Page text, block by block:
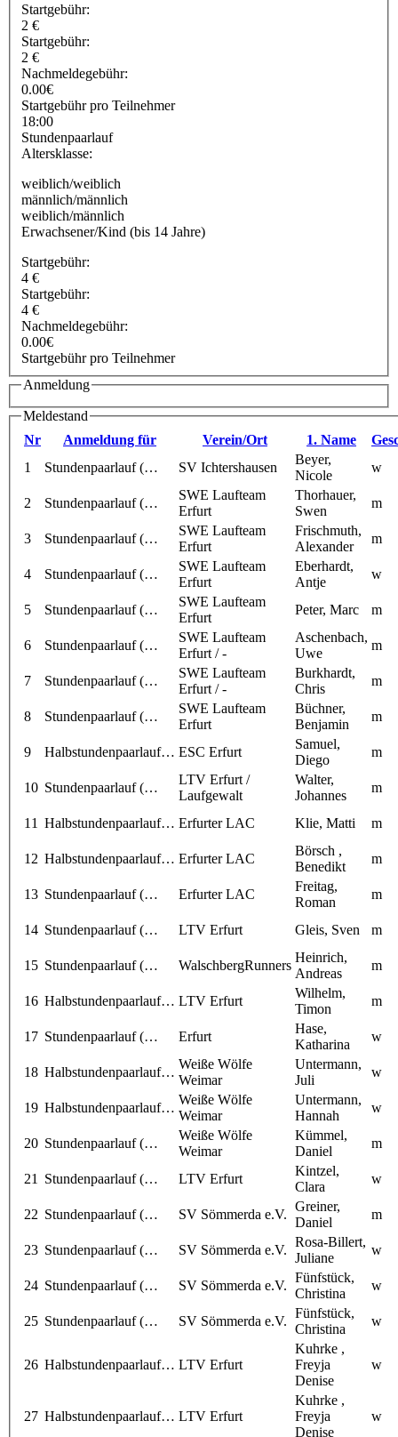
Startgebühr:
2 €
Startgebühr:
2 €
Nachmeldegebühr:
0.00€
Startgebühr pro Teilnehmer
18:00
Stundenpaarlauf
Altersklasse:
weiblich/weiblich
männlich/männlich
weiblich/männlich
Erwachsener/Kind (bis 14 Jahre)
Startgebühr:
4 €
Startgebühr:
4 €
Nachmeldegebühr:
0.00€
Startgebühr pro Teilnehmer
Anmeldung
Meldestand
Nr
Anmeldung für Verein/Ort 1. Name
1
Stundenpaarlauf (… SV Ichtershausen
Beyer,
Nicole
w
2 Stundenpaarlauf (…
SWE Laufteam
Erfurt
Thorhauer,
Swen
m
3 Stundenpaarlauf (…
SWE Laufteam
Erfurt
Frischmuth,
Alexander
m
4 Stundenpaarlauf (…
SWE Laufteam
Erfurt
Eberhardt,
Antje
w
5 Stundenpaarlauf (…
SWE Laufteam
Erfurt
Peter, Marc m
6 Stundenpaarlauf (…
SWE Laufteam
Erfurt / -
Aschenbach,
Uwe
m
7 Stundenpaarlauf (…
SWE Laufteam
Erfurt / -
Burkhardt,
Chris
m
8 Stundenpaarlauf (…
SWE Laufteam
Erfurt
Büchner,
Benjamin
m
9 Halbstundenpaarlauf… ESC Erfurt
Samuel,
Diego
m
10 Stundenpaarlauf (…
LTV Erfurt /
Laufgewalt
Walter,
Johannes
m
11 Halbstundenpaarlauf… Erfurter LAC Klie, Matti m
12 Halbstundenpaarlauf… Erfurter LAC
Börsch ,
Benedikt
m
13 Stundenpaarlauf (… Erfurter LAC
Freitag,
Roman
m
14 Stundenpaarlauf (… LTV Erfurt Gleis, Sven m
15 Stundenpaarlauf (… WalschbergRunners
Heinrich,
Andreas
m
16 Halbstundenpaarlauf… LTV Erfurt
Wilhelm,
Timon
m
17 Stundenpaarlauf (… Erfurt
Hase,
Katharina
w
18 Halbstundenpaarlauf…
Weiße Wölfe
Weimar
Untermann,
Juli
w
19 Halbstundenpaarlauf…
Weiße Wölfe
Weimar
Untermann,
Hannah
w
20 Stundenpaarlauf (…
Weiße Wölfe
Weimar
Kümmel,
Daniel
m
21 Stundenpaarlauf (… LTV Erfurt
Kintzel,
Clara
w
22 Stundenpaarlauf (… SV Sömmerda e.V.
Greiner,
Daniel
m
23 Stundenpaarlauf (… SV Sömmerda e.V.
Rosa-Billert,
Juliane
w
24 Stundenpaarlauf (… SV Sömmerda e.V.
Fünfstück,
Christina
w
25 Stundenpaarlauf (… SV Sömmerda e.V.
Fünfstück,
Christina
w
26 Halbstundenpaarlauf… LTV Erfurt
Kuhrke ,
Freyja
Denise
w
27 Halbstundenpaarlauf… LTV Erfurt
Kuhrke ,
Freyja
Denise
w